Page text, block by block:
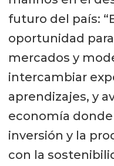
futuro del país:
oportunidad
mercados y
intercambiar
aprendizajes, y
economía
inversión y la
con la